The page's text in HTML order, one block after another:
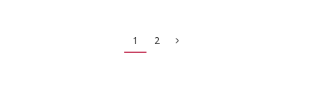
市面上的輔助工具種類繁多，傳統的有手杖雨傘、可摺式
1 2